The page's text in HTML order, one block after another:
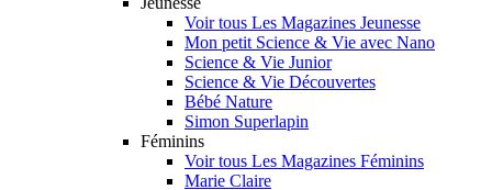
Voir tous Les Magazines Jeunesse
Mon petit Science & Vie avec Nano
Science & Vie Junior
Science & Vie Découvertes
Bébé Nature
Simon Superlapin
Féminins
Voir tous Les Magazines Féminins
Marie Claire